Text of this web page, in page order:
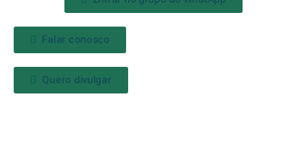
Falar conosco
Quero divulgar